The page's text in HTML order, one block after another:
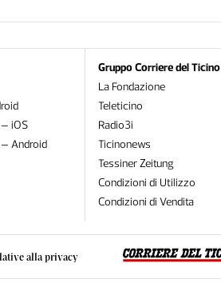
alla privacy
iOS
Android
Gruppo Corriere del Ticino
La Fondazione
Teleticino
Radio3i
Ticinonews
Tessiner Zeitung
Condizioni di Utilizzo
Condizioni di Vendita